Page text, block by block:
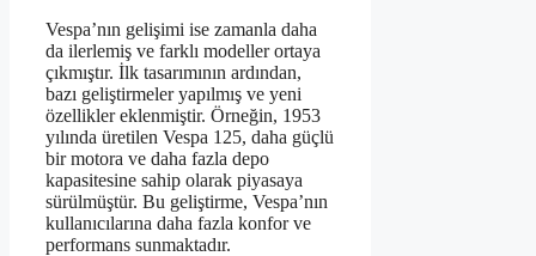
Vespa’nın gelişimi ise zamanla daha
da ilerlemiş ve farklı modeller ortaya
çıkmıştır. İlk tasarımının ardından,
bazı geliştirmeler yapılmış ve yeni
özellikler eklenmiştir. Örneğin, 1953
yılında üretilen Vespa 125, daha güçlü
bir motora ve daha fazla depo
kapasitesine sahip olarak piyasaya
sürülmüştür. Bu geliştirme, Vespa’nın
kullanıcılarına daha fazla konfor ve
performans sunmaktadır.